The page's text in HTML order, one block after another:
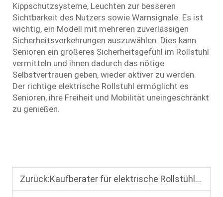
Kippschutzsysteme, Leuchten zur besseren
Sichtbarkeit des Nutzers sowie Warnsignale. Es ist
wichtig, ein Modell mit mehreren zuverlässigen
Sicherheitsvorkehrungen auszuwählen. Dies kann
Senioren ein größeres Sicherheitsgefühl im Rollstuhl
vermitteln und ihnen dadurch das nötige
Selbstvertrauen geben, wieder aktiver zu werden.
Der richtige elektrische Rollstuhl ermöglicht es
Senioren, ihre Freiheit und Mobilität uneingeschränkt
zu genießen.
Zurück:Kaufberater für elektrische Rollstühle für Senioren: Sicherheitsmerkmale und Komfort-Tipps